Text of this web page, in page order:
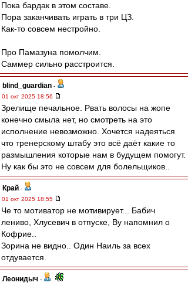
Пока бардак в этом составе.
Пора заканчивать играть в три ЦЗ.
Как-то совсем нестройно.
Про Памазуна помолчим.
Саммер сильно расстроится.
blind_guardian -
01 окт 2025 18:56
Зрелище печальное. Рвать волосы на жопе
конечно смыла нет, но смотреть на это
исполнение невозможно. Хочется надеяться
что тренерскому штабу это всё даёт какие то
размышления которые нам в будущем помогут.
Ну как бы это не совсем для болельщиков..
Край -
01 окт 2025 18:55
Че то мотиватор не мотивирует... Бабич
лениво, Хлусевич в отпуске, Ву напомнил о
Кофрие..
Зорина не видно.. Один Наиль за всех
отдувается.
Леонидыч -